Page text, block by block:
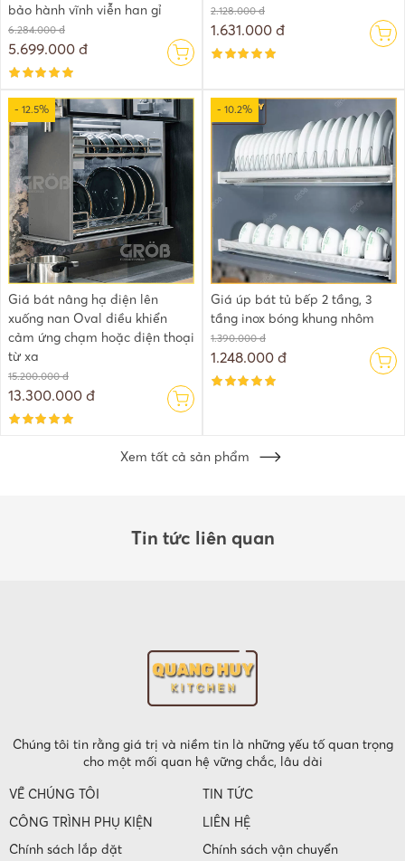
bảo hành vĩnh viễn han gỉ
6.284.000 đ
5.699.000 đ
2.128.000 đ
1.631.000 đ
- 12.5%
Giá bát nâng hạ điện lên
xuống nan Oval điều khiển
cảm ứng chạm hoặc điện thoại
từ xa
15.200.000 đ
13.300.000 đ
- 10.2%
Giá úp bát tủ bếp 2 tầng, 3
tầng inox bóng khung nhôm
1.390.000 đ
1.248.000 đ
Xem tất cả sản phẩm
Tin tức liên quan
Chúng tôi tin rằng giá trị và niềm tin là những yếu tố quan trọng
cho một mối quan hệ vững chắc, lâu dài
VỀ CHÚNG TÔI
TIN TỨC
CÔNG TRÌNH PHỤ KIỆN
LIÊN HỆ
Chính sách lắp đặt
Chính sách vận chuyển